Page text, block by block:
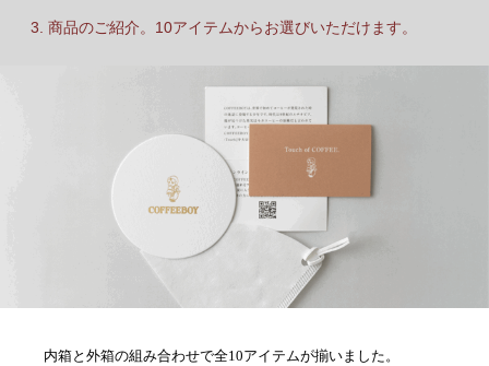
3. 商品のご紹介。10アイテムからお選びいただけます。
内箱と外箱の組み合わせで全10アイテムが揃いました。